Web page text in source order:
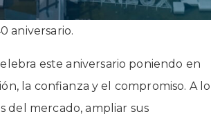
aniversario.
este aniversario poniendo en
la confianza y el compromiso. A lo
del mercado, ampliar sus